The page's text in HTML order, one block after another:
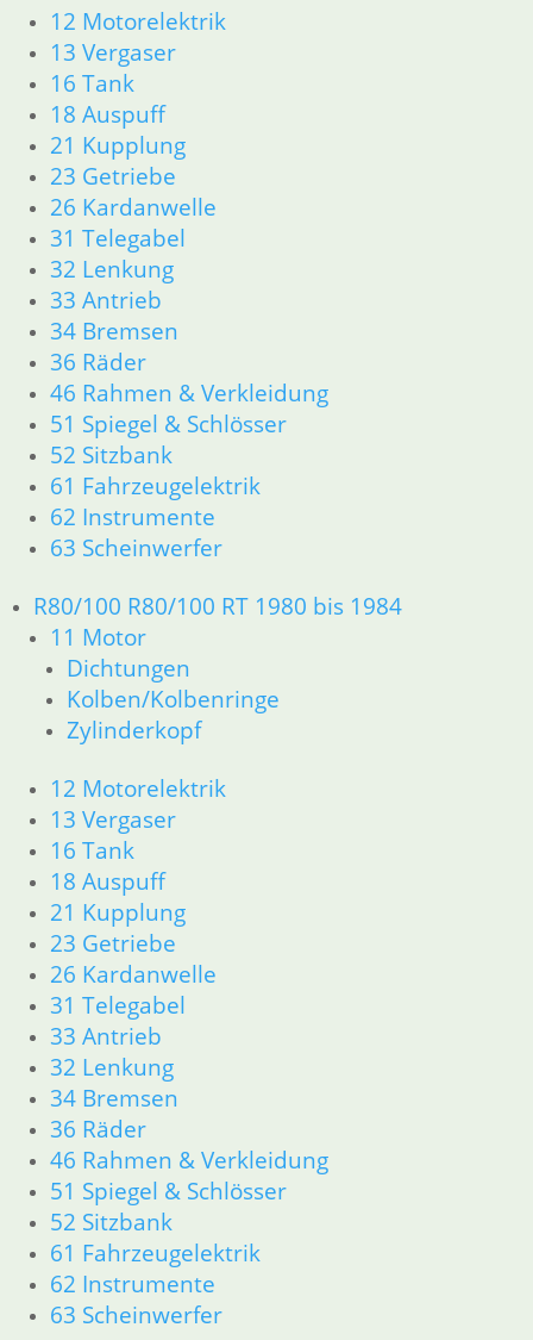
12 Motorelektrik
13 Vergaser
16 Tank
18 Auspuff
21 Kupplung
23 Getriebe
26 Kardanwelle
31 Telegabel
32 Lenkung
33 Antrieb
34 Bremsen
36 Räder
46 Rahmen & Verkleidung
51 Spiegel & Schlösser
52 Sitzbank
61 Fahrzeugelektrik
62 Instrumente
63 Scheinwerfer
R80/100 R80/100 RT 1980 bis 1984
11 Motor
Dichtungen
Kolben/Kolbenringe
Zylinderkopf
12 Motorelektrik
13 Vergaser
16 Tank
18 Auspuff
21 Kupplung
23 Getriebe
26 Kardanwelle
31 Telegabel
33 Antrieb
32 Lenkung
34 Bremsen
36 Räder
46 Rahmen & Verkleidung
51 Spiegel & Schlösser
52 Sitzbank
61 Fahrzeugelektrik
62 Instrumente
63 Scheinwerfer
62 Instrumente
R 60/7 – R 100 RT Bj. 1976 – 1979
11 Motor
Dichtungen
Kolben/Kolbenringe
Zylinderkopf
12 Motorelektrik
13 Vergaser
16 Tank
18 Auspuff
21 Kupplung
23 Getriebe
26 Kardanwelle
31 Telegabel
32 Lenkung
33 Antrieb
34 Bremsen
36 Räder
46 Rahmen & Verkleidung
51 Spiegel & Schlösser
52 Sitzbank
62 Instrumente
63 Scheinwerfer
R80/100 R80/100 RT 1980 bis 1984
11 Motor
Dichtungen
Kolben/Kolbenringe
Zylinderkopf
12 Motorelektrik
13 Vergaser
16 Tank
18 Auspuff
21 Kupplung
23 Getriebe
26 Kardanwelle
31 Telegabel
33 Antrieb
32 Lenkung
34 Bremsen
36 Räder
46 Rahmen & Verkleidung
51 Spiegel & Schlösser
52 Sitzbank
61 Fahrzeugelektrik
62 Instrumente
63 Scheinwerfer
R65 R80 Monolever R100 RS/RT Monolever ab 1984
11 Motor